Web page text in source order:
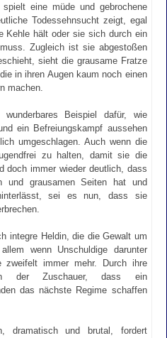
eine müde und gebrochene
Todessehnsucht zeigt, egal
Kehle hält oder sie sich durch ein
Zugleich ist sie abgestoßen
sieht die grausame Fratze
in ihren Augen kaum noch einen
machen.
Beispiel dafür, wie
ein Befreiungskampf aussehen
umgeschlagen. Auch wenn die
zu halten, damit sie die
doch immer wieder deutlich, dass
und grausamen Seiten hat und
sei es nun, dass sie
integre Heldin, die die Gewalt um
wenn Unschuldige darunter
zweifelt immer mehr. Durch ihre
der Zuschauer, dass ein
das nächste Regime schaffen
dramatisch und brutal, fordert